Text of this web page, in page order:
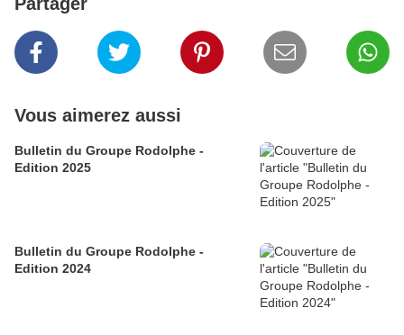
Vous aimerez aussi
Bulletin du Groupe Rodolphe -
Edition 2025
Bulletin du Groupe Rodolphe -
Edition 2024